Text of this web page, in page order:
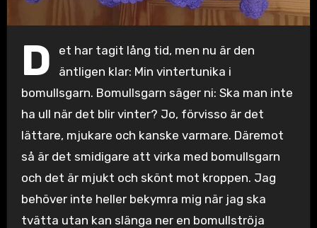
D
et har tagit lång tid, men nu är den
äntligen klar: Min vintertunika i
bomullsgarn. Bomullsgarn säger ni: Ska man inte
ha ull när det blir vinter? Jo, förvisso är det
lättare, mjukare och kanske varmare. Däremot
så är det smidigare att virka med bomullsgarn
och det är mjukt och skönt mot kroppen. Jag
behöver inte heller bekymra mig när jag ska
tvätta utan kan slänga ner en bomullströja